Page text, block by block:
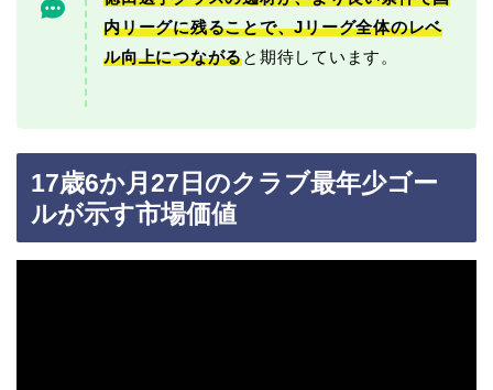
内リーグに残ることで、Jリーグ全体のレベ
ル向上につながると期待しています。
17歳6か月27日のクラブ最年少ゴー
ルが示す市場価値